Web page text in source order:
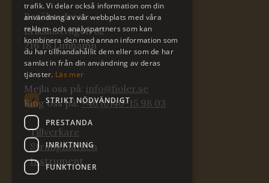
Besöksadress:
Erikslustvägen 62
216 18 Limhamn
Mejla oss på: info@fioler.se
Ring oss på:+46 (0)40-15 98 03
Tillverkare
Strängmärken
Instrument
trafik. Vi delar också information om din
användning av vår webbplats med våra
reklam- och analyspartners som kan
kombinera den med annan information som
du har tillhandahållit dem eller som de har
samlat in från din användning av deras
tjänster. Läs mer
STRIKT NÖDVÄNDIGT
PRESTANDA
INRIKTNING
FUNKTIONER